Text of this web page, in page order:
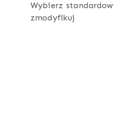
Wybierz
zmodyfikuj